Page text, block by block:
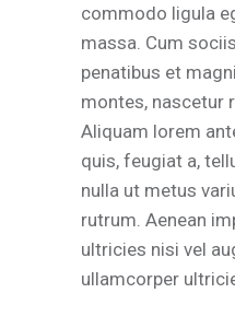
commodo ligula
massa. Cum
penatibus et
montes, nascetur
Aliquam lorem
quis, feugiat a,
nulla ut metus
rutrum. Aenean
ultricies nisi vel
ullamcorper